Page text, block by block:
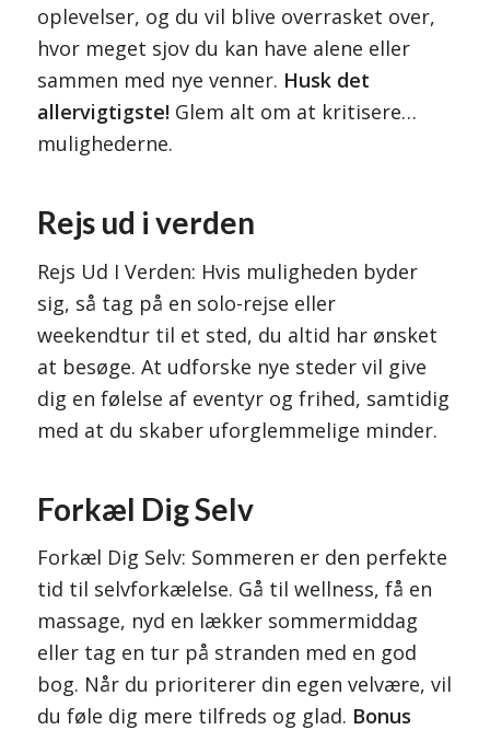
oplevelser, og du vil blive overrasket over,
hvor meget sjov du kan have alene eller
sammen med nye venner. Husk det
allervigtigste!Glem alt om at kritisere…
mulighederne.
Rejs ud i verden
Rejs Ud I Verden: Hvis muligheden byder
sig, så tag på en solo-rejse eller
weekendtur til et sted, du altid har ønsket
at besøge. At udforske nye steder vil give
dig en følelse af eventyr og frihed, samtidig
med at du skaber uforglemmelige minder.
Forkæl Dig Selv
Forkæl Dig Selv: Sommeren er den perfekte
tid til selvforkælelse. Gå til wellness, få en
massage, nyd en lækker sommermiddag
eller tag en tur på stranden med en god
bog. Når du prioriterer din egen velvære, vil
du føle dig mere tilfreds og glad. Bonus